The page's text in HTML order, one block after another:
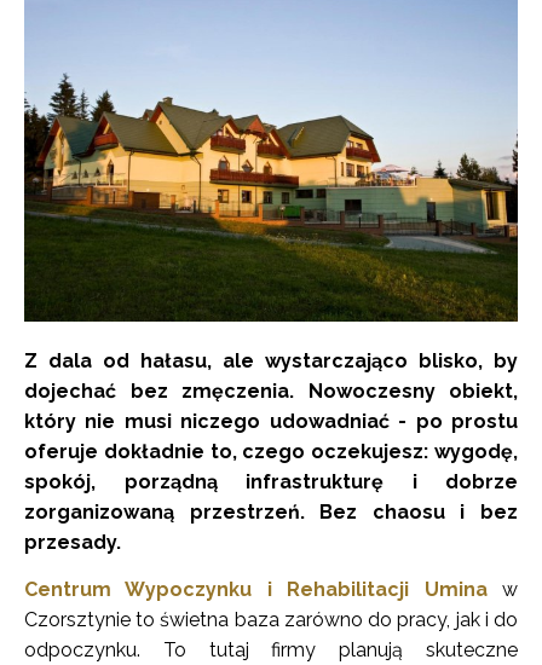
Z dala od hałasu, ale wystarczająco blisko, by
dojechać bez zmęczenia. Nowoczesny obiekt,
który nie musi niczego udowadniać - po prostu
oferuje dokładnie to, czego oczekujesz: wygodę,
spokój, porządną infrastrukturę i dobrze
zorganizowaną przestrzeń. Bez chaosu i bez
przesady.
Centrum Wypoczynku i Rehabilitacji Uminaw
Czorsztynie to świetna baza zarówno do pracy, jak i do
odpoczynku. To tutaj firmy planują skuteczne